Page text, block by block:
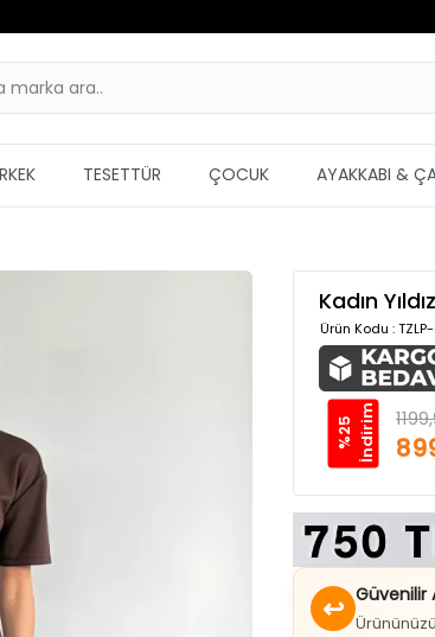
TESETTÜR ÇOCUK AYAKKABI &
Kadın
Ürün Kodu :
%
2
5
İ
n
d
i
r
i m
↩ Güvenilir